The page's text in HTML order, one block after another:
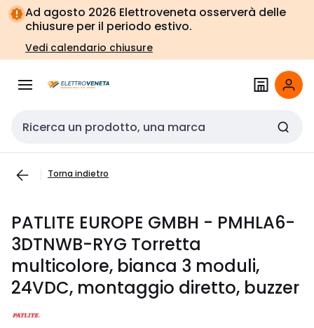
Vai alla
navigazione
Vai
alla
pagina
Ad agosto 2026 Elettroveneta osserverà delle
chiusure per il periodo estivo.
Vedi calendario chiusure
Cerca input
Torna indietro
PATLITE EUROPE GMBH - PMHLA6-
3DTNWB-RYG Torretta
multicolore, bianca 3 moduli,
24VDC, montaggio diretto, buzzer